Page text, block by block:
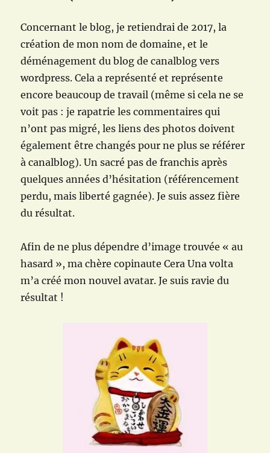
Concernant le blog, je retiendrai de 2017, la
création de mon nom de domaine, et le
déménagement du blog de canalblog vers
wordpress. Cela a représenté et représente
encore beaucoup de travail (même si cela ne se
voit pas : je rapatrie les commentaires qui
n’ont pas migré, les liens des photos doivent
également être changés pour ne plus se référer
à canalblog). Un sacré pas de franchis après
quelques années d’hésitation (référencement
perdu, mais liberté gagnée). Je suis assez fière
du résultat.
Afin de ne plus dépendre d’image trouvée « au
hasard », ma chère copinaute Cera Una volta
m’a créé mon nouvel avatar. Je suis ravie du
résultat !